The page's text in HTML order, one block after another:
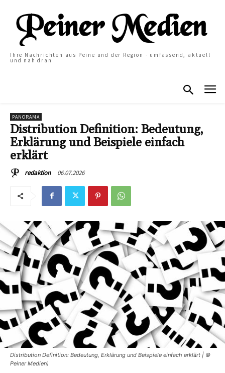
Ihre Nachrichten aus Peine und der Region - umfassend, aktuell
und nah dran
PANORAMA
Distribution Definition: Bedeutung,
Erklärung und Beispiele einfach
erklärt
redaktion 06.07.2026
Distribution Definition: Bedeutung, Erklärung und Beispiele einfach erklärt | ©
Peiner Medien)